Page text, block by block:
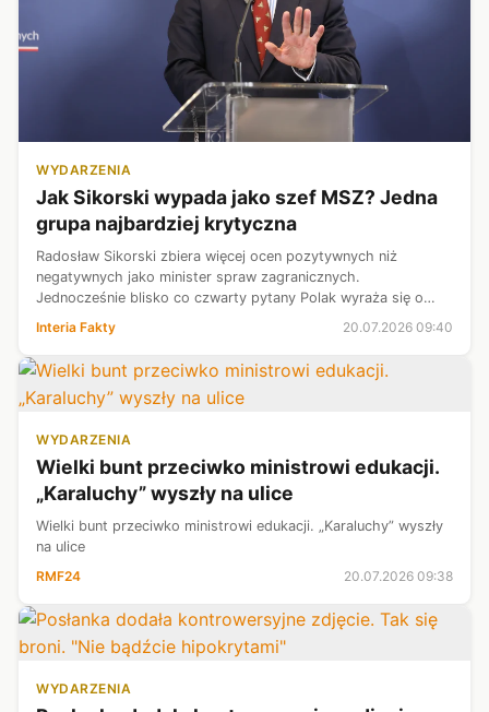
WYDARZENIA
Jak Sikorski wypada jako szef MSZ? Jedna
grupa najbardziej krytyczna
Radosław Sikorski zbiera więcej ocen pozytywnych niż
negatywnych jako minister spraw zagranicznych.
Jednocześnie blisko co czwarty pytany Polak wyraża się o
Interia Fakty 20.07.2026 09:40
WYDARZENIA
Wielki bunt przeciwko ministrowi edukacji.
„Karaluchy” wyszły na ulice
Wielki bunt przeciwko ministrowi edukacji. „Karaluchy” wyszły
na ulice
RMF24
20.07.2026 09:38
WYDARZENIA